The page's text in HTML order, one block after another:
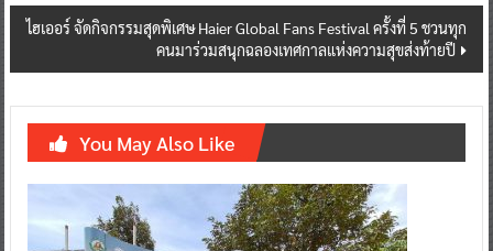
ไฮเออร์ จัดกิจกรรมสุดพิเศษ Haier Global Fans Festival ครั้งที่ 5 ชวนทุก
คนมาร่วมสนุกฉลองเทศกาลแห่งความสุขส่งท้ายปี
You May Also Like